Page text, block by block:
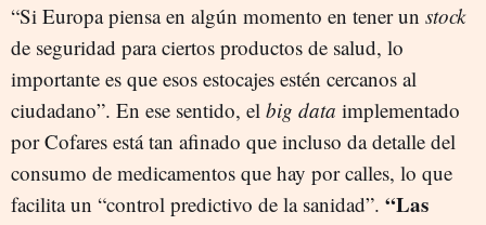
“Si Europa piensa en algún momento en tener un stock
de seguridad para ciertos productos de salud, lo
importante es que esos estocajes estén cercanos al
ciudadano”. En ese sentido, el big data implementado
por Cofares está tan afinado que incluso da detalle del
consumo de medicamentos que hay por calles, lo que
facilita un “control predictivo de la sanidad”. “Las